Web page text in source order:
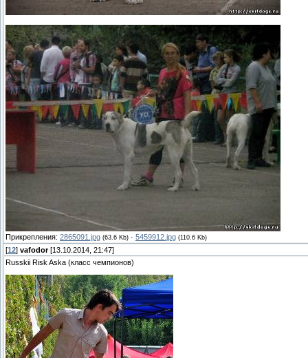
Прикрепления: 2865091.jpg (63.6 Kb) · 5459912.jpg (110.6 Kb)
[12] vafodor[13.10.2014, 21:47]
Russkii Risk Aska (класс чемпионов)